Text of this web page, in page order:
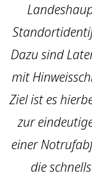
Dazu sind
mit
Ziel ist es
zur
einer
die